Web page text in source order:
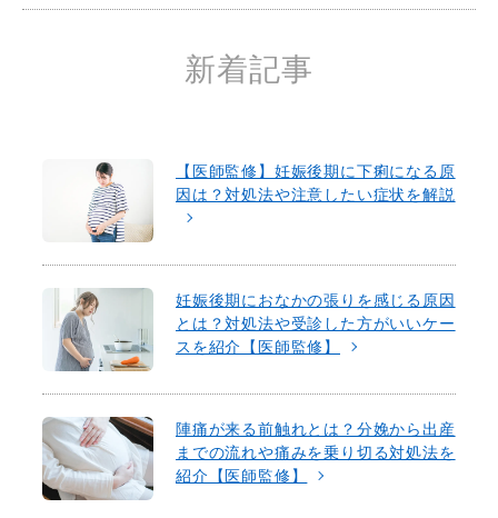
新着記事
【医師監修】妊娠後期に下痢になる原
因は？対処法や注意したい症状を解説
妊娠後期におなかの張りを感じる原因
とは？対処法や受診した方がいいケー
スを紹介【医師監修】
陣痛が来る前触れとは？分娩から出産
までの流れや痛みを乗り切る対処法を
紹介【医師監修】